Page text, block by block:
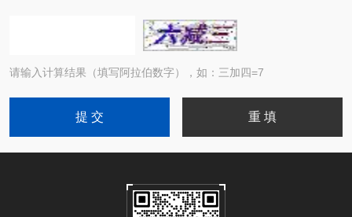
请输入计算结果（填写阿拉伯数字），如：三加四=7